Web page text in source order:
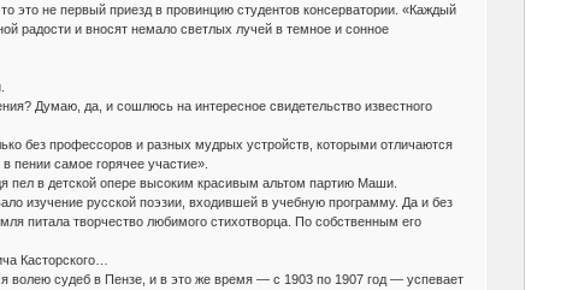
это не первый приезд в провинцию студентов консерватории. «Каждый
радости и вносят немало светлых лучей в темное и сонное
Думаю, да, и сошлюсь на интересное свидетельство известного
без профессоров и разных мудрых устройств, которыми отличаются
пении самое горячее участие».
пел в детской опере высоким красивым альтом партию Маши.
изучение русской поэзии, входившей в учебную программу. Да и без
питала творчество любимого стихотворца. По собственным его
Касторского…
волею судеб в Пензе, и в это же время — с 1903 по 1907 год — успевает